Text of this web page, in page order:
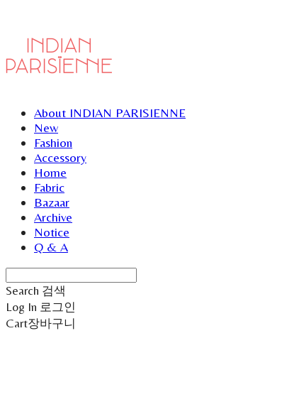
About INDIAN PARISIENNE
New
Fashion
Accessory
Home
Fabric
Bazaar
Archive
Notice
Q & A
Search 검색
Log In 로그인
Cart장바구니